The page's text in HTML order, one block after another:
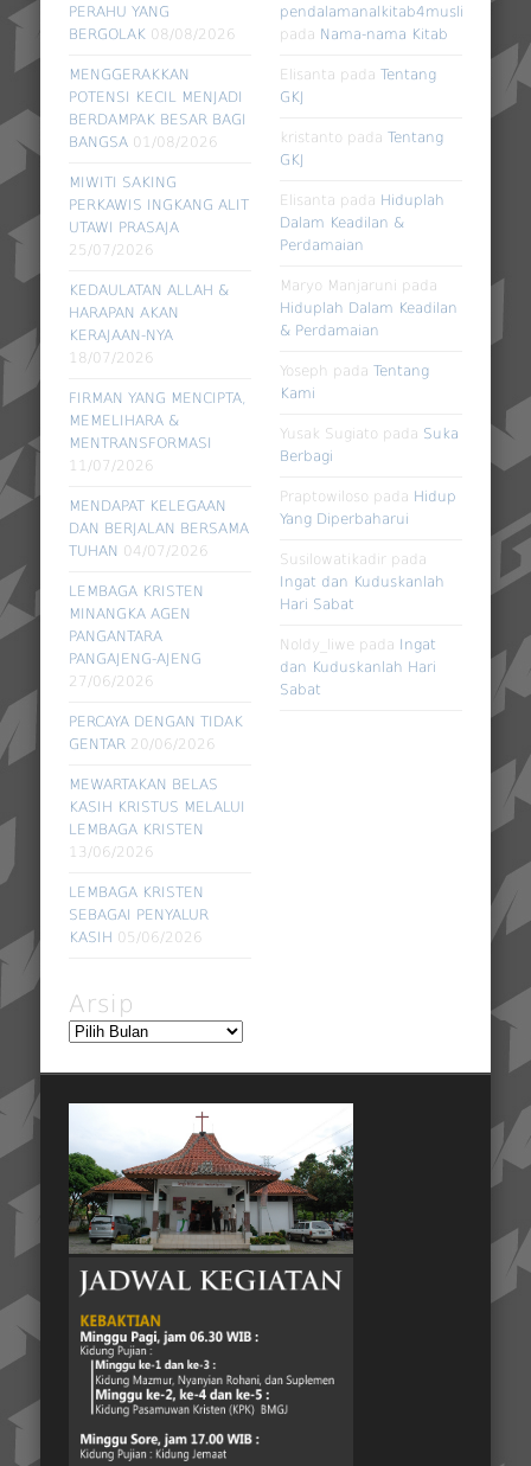
PERAHU YANG
BERGOLAK 08/08/2026
MENGGERAKKAN
POTENSI KECIL MENJADI
BERDAMPAK BESAR BAGI
BANGSA 01/08/2026
MIWITI SAKING
PERKAWIS INGKANG ALIT
UTAWI PRASAJA
25/07/2026
KEDAULATAN ALLAH &
HARAPAN AKAN
KERAJAAN-NYA
18/07/2026
FIRMAN YANG MENCIPTA,
MEMELIHARA &
MENTRANSFORMASI
11/07/2026
MENDAPAT KELEGAAN
DAN BERJALAN BERSAMA
TUHAN 04/07/2026
LEMBAGA KRISTEN
MINANGKA AGEN
PANGANTARA
PANGAJENG-AJENG
27/06/2026
PERCAYA DENGAN TIDAK
GENTAR 20/06/2026
MEWARTAKAN BELAS
KASIH KRISTUS MELALUI
LEMBAGA KRISTEN
13/06/2026
LEMBAGA KRISTEN
SEBAGAI PENYALUR
KASIH 05/06/2026
pendalamanalkitab4muslim
pada Nama-nama Kitab
Elisanta padaTentang
GKJ
kristanto padaTentang
GKJ
Elisanta pada Hiduplah
Dalam Keadilan &
Perdamaian
Maryo Manjaruni pada
Hiduplah Dalam Keadilan
& Perdamaian
Yoseph padaTentang
Kami
Yusak Sugiato pada Suka
Berbagi
Praptowiloso pada Hidup
Yang Diperbaharui
Susilowatikadir pada
Ingat dan Kuduskanlah
Hari Sabat
Noldy_liwe pada
Ingat
dan Kuduskanlah Hari
Sabat
Arsip
Arsip